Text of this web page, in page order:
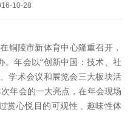
10-28
铜陵市新体育中心隆重召开，
。年会以“创新中国：技术、社
学术会议和展览会三大板块活
年会的一大亮点，在年会现场
赏心悦目的可观性﹑趣味性体